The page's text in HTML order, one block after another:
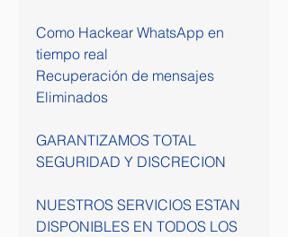
Como Hackear WhatsApp en
tiempo real
Recuperación de mensajes
Eliminados
GARANTIZAMOS TOTAL
NUESTROS SERVICIOS ESTAN
DISPONIBLES EN TODOS LOS